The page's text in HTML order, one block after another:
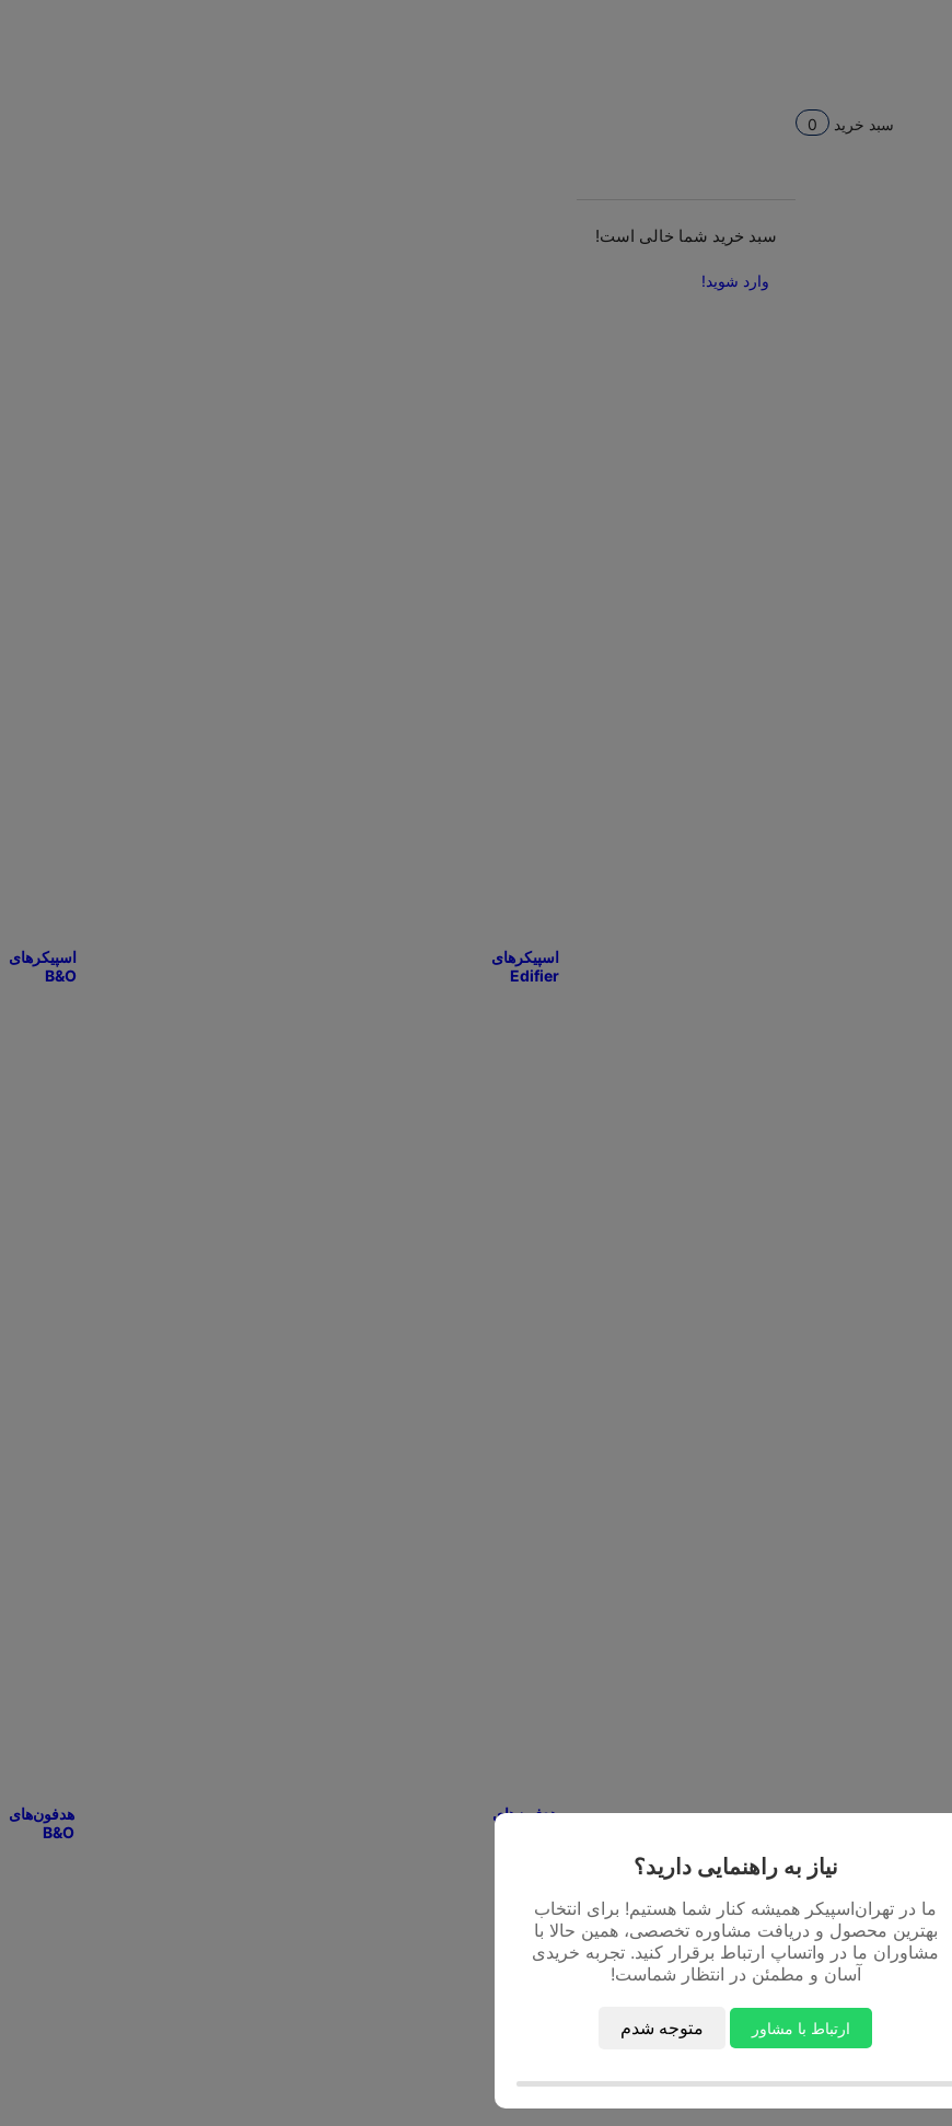
سبد خرید 0
سبد خرید شما خالی است!
وارد شوید!
اسپیکرهای
Edifier
اسپیکرهای
B&O
هدفون‌های
هدفون‌های
B&O
نیاز به راهنمایی دارید؟
ما در تهران‌اسپیکر همیشه کنار شما هستیم! برای انتخاب
بهترین محصول و دریافت مشاوره تخصصی، همین حالا با
مشاوران ما در واتساپ ارتباط برقرار کنید. تجربه خریدی
آسان و مطمئن در انتظار شماست!
ارتباط با مشاور متوجه شدم